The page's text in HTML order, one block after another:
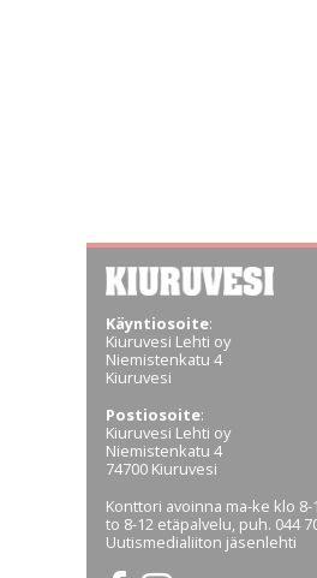
Käyntiosoite:
Kiuruvesi Lehti oy
Niemistenkatu 4
Kiuruvesi
Postiosoite:
Kiuruvesi Lehti oy
Niemistenkatu 4
74700 Kiuruvesi
Konttori avoinna ma-ke klo 8-
to 8-12 etäpalvelu, puh. 044
Uutismedialiiton jäsenlehti